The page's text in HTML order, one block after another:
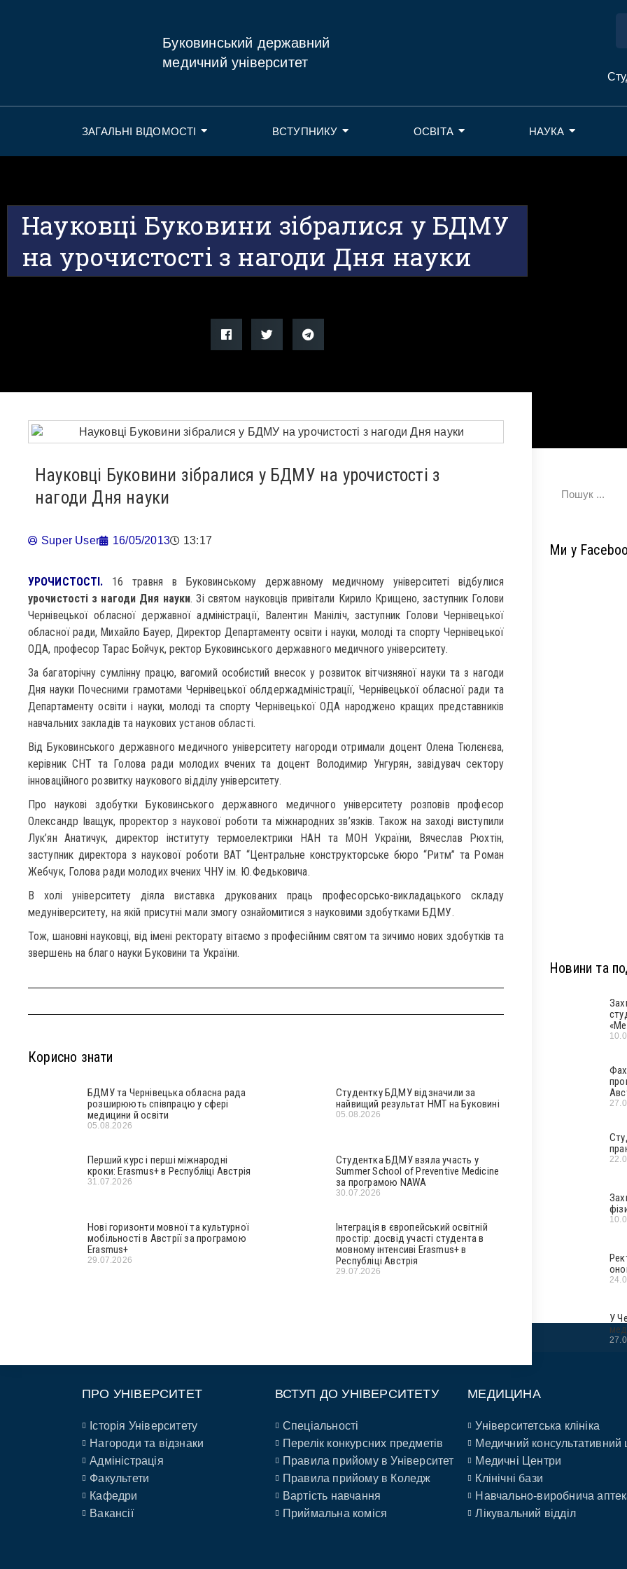
Буковинський державний
медичний університет
ЗАГАЛЬНІ ВІДОМОСТІ ВСТУПНИКУ ОСВІТА НАУКА
Науковці Буковини зібралися у БДМУ
на урочистості з нагоди Дня науки
Науковці Буковини зібралися у БДМУ на урочистості з
нагоди Дня науки
Super User 16/05/2013 13:17
УРОЧИСТОСТІ. 16 травня в Буковинському державному медичному університеті відбулися
урочистості з нагоди Дня науки. Зі святом науковців привітали Кирило Крищено, заступник Голови
Чернівецької обласної державної адміністрації, Валентин Маніліч, заступник Голови Чернівецької
обласної ради, Михайло Бауер, Директор Департаменту освіти і науки, молоді та спорту Чернівецької
ОДА, професор Тарас Бойчук, ректор Буковинського державного медичного університету.
За багаторічну сумлінну працю, вагомий особистий внесок у розвиток вітчизняної науки та з нагоди
Дня науки Почесними грамотами Чернівецької облдержадміністрації, Чернівецької обласної ради та
Департаменту освіти і науки, молоді та спорту Чернівецької ОДА народжено кращих представників
навчальних закладів та наукових установ області.
Від Буковинського державного медичного університету нагороди отримали доцент Олена Тюлєнєва,
керівник СНТ та Голова ради молодих вчених та доцент Володимир Унгурян, завідувач сектору
інноваційного розвитку наукового відділу університету.
Про наукові здобутки Буковинського державного медичного університету розповів професор
Олександр Іващук, проректор з наукової роботи та міжнародних зв’язків. Також на заході виступили
Лук’ян Анатичук, директор інституту термоелектрики НАН та МОН України, Вячеслав Рюхтін,
заступник директора з наукової роботи ВАТ “Центральне конструкторське бюро “Ритм” та Роман
Жебчук, Голова ради молодих вчених ЧНУ ім. Ю.Федьковича.
В холі університету діяла виставка друкованих праць професорсько-викладацького складу
медуніверситету, на якій присутні мали змогу ознайомитися з науковими здобутками БДМУ.
Тож, шановні науковці, від імені ректорату вітаємо з професійним святом та зичимо нових здобутків та
звершень на благо науки Буковини та України.
Корисно знати
БДМУ та Чернівецька обласна рада
розширюють співпрацю у сфері
медицини й освіти
05.08.2026
Студентку БДМУ відзначили за
найвищий результат НМТ на Буковині
05.08.2026
Перший курс і перші міжнародні
кроки: Erasmus+ в Республіці Австрія
31.07.2026
Студентка БДМУ взяла участь у
Summer School of Preventive Medicine
за програмою NAWA
30.07.2026
Нові горизонти мовної та культурної
мобільності в Австрії за програмою
Erasmus+
29.07.2026
Інтеграція в європейський освітній
простір: досвід участі студента в
мовному інтенсиві Erasmus+ в
Республіці Австрія
29.07.2026
Ми у
Новини та
У
ПРО УНІВЕРСИТЕТ
Історія Університету
Нагороди та відзнаки
Адміністрація
Факультети
Кафедри
Вакансії
ВСТУП ДО УНІВЕРСИТЕТУ
Спеціальності
Перелік конкурсних предметів
Правила прийому в Університет
Правила прийому в Коледж
Вартість навчання
Приймальна коміся
МЕДИЦИНА
Університетська клініка
Медичний консультативний
Медичні Центри
Клінічні бази
Навчально-виробнича
Лікувальний відділ